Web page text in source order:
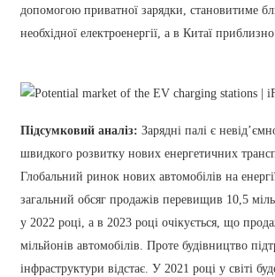
допомогою приватної зарядки, становитиме
необхідної електроенергії, а в Китаї
Підсумковий аналіз: Зарядні палі є
швидкого розвитку нових енергетичних
Глобальний ринок нових автомобілів на
загальний обсяг продажів перевищив 10,5
у 2022 році, а в 2023 році очікується, що
мільйонів автомобілів. Проте будівництво
інфраструктури відстає. У 2021 році у світі